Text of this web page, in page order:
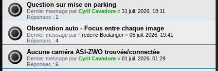
Question sur mise en parking
Dernier message par Cyril Cavadore « 31 juil. 2026, 18:11
Réponses : 1
Observation auto - Focus entre chaque image
Dernier message par Frederic Boulanger « 05 juil. 2026, 19:41
Réponses : 4
Aucune caméra ASI-ZWO trouvée/connectée
Dernier message par Cyril Cavadore « 01 juil. 2026, 01:29
Réponses : 6